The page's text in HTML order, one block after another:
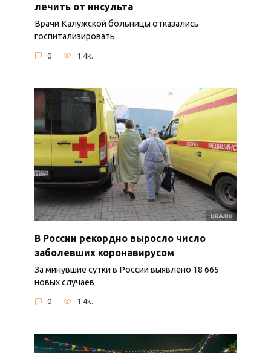
лечить от инсульта
Врачи Калужской больницы отказались
госпитализировать
0 1.4к.
В России рекордно выросло число
заболевших коронавирусом
За минувшие сутки в России выявлено 18 665
новых случаев
0 1.4к.